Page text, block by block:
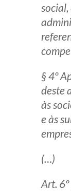
§ 4º
deste
às
e às
(…)
Art. 6º